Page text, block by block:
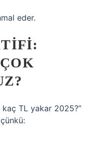
eder.
kaç TL yakar 2025?”